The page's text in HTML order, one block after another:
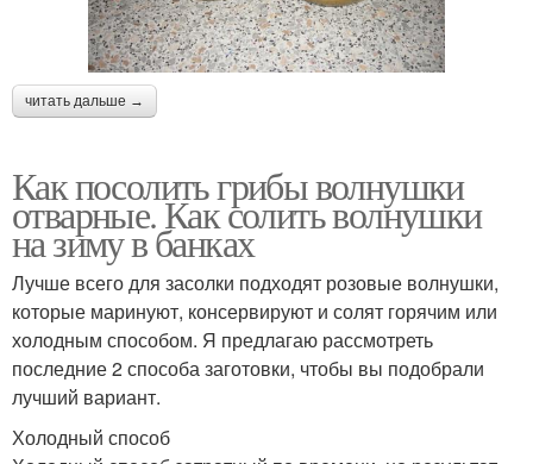
читать дальше →
Как посолить грибы волнушки
отварные. Как солить волнушки
на зиму в банках
Лучше всего для засолки подходят розовые волнушки,
которые маринуют, консервируют и солят горячим или
холодным способом. Я предлагаю рассмотреть
последние 2 способа заготовки, чтобы вы подобрали
лучший вариант.
Холодный способ